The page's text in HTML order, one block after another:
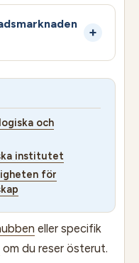
och
institutet
för
eller specifik
om du reser österut.